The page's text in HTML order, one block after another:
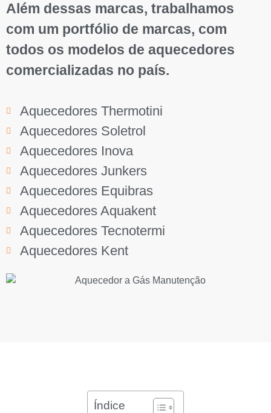
Além dessas marcas, trabalhamos
com um portfólio de marcas, com
todos os modelos de aquecedores
comercializadas no país.
Aquecedores Thermotini
Aquecedores Soletrol
Aquecedores Inova
Aquecedores Junkers
Aquecedores Equibras
Aquecedores Aquakent
Aquecedores Tecnotermi
Aquecedores Kent
Índice